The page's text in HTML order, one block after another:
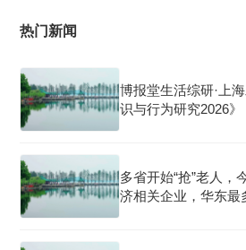
热门新闻
博报堂生活综研·上
识与行为研究2026》
多省开始“抢”老人，
济相关企业，华东最